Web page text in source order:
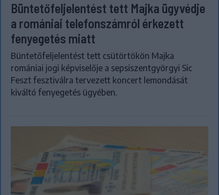
Büntetőfeljelentést tett Majka ügyvédje
a romániai telefonszámról érkezett
fenyegetés miatt
Büntetőfeljelentést tett csütörtökön Majka
romániai jogi képviselője a sepsiszentgyörgyi Sic
Feszt fesztiválra tervezett koncert lemondását
kiváltó fenyegetés ügyében.